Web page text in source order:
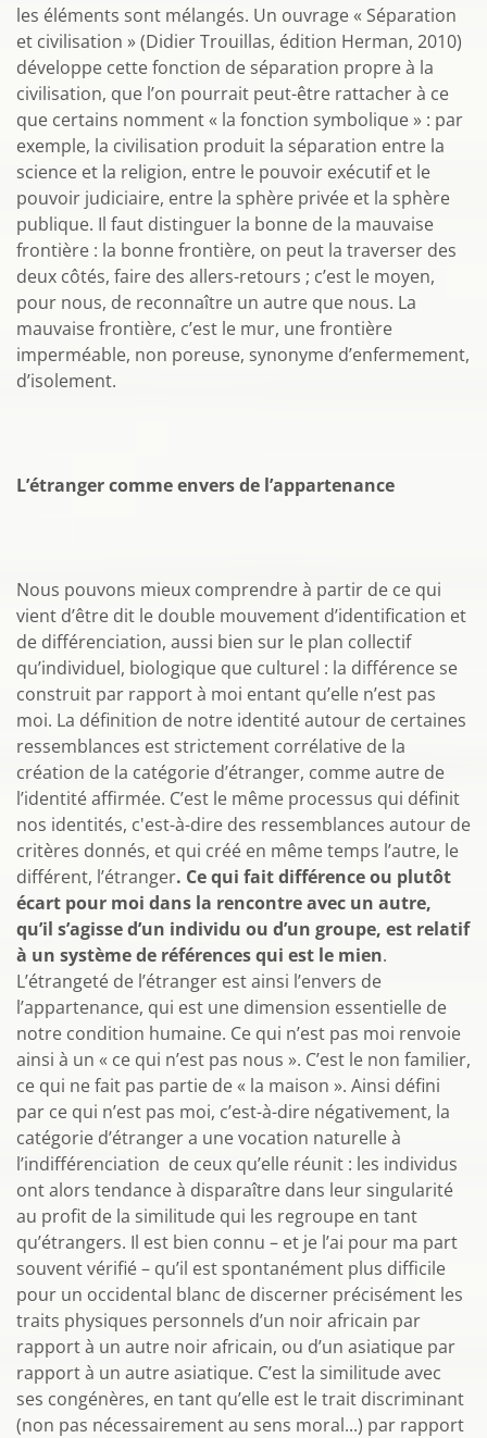
les éléments sont mélangés. Un ouvrage « Séparation
et civilisation » (Didier Trouillas, édition Herman, 2010)
développe cette fonction de séparation propre à la
civilisation, que l’on pourrait peut-être rattacher à ce
que certains nomment « la fonction symbolique » : par
exemple, la civilisation produit la séparation entre la
science et la religion, entre le pouvoir exécutif et le
pouvoir judiciaire, entre la sphère privée et la sphère
publique. Il faut distinguer la bonne de la mauvaise
frontière : la bonne frontière, on peut la traverser des
deux côtés, faire des allers-retours ; c’est le moyen,
pour nous, de reconnaître un autre que nous. La
mauvaise frontière, c’est le mur, une frontière
imperméable, non poreuse, synonyme d’enfermement,
d’isolement.
L’étranger comme envers de l’appartenance
Nous pouvons mieux comprendre à partir de ce qui
vient d’être dit le double mouvement d’identification et
de différenciation, aussi bien sur le plan collectif
qu’individuel, biologique que culturel : la différence se
construit par rapport à moi entant qu’elle n’est pas
moi. La définition de notre identité autour de certaines
ressemblances est strictement corrélative de la
création de la catégorie d’étranger, comme autre de
l’identité affirmée. C’est le même processus qui définit
nos identités, c'est-à-dire des ressemblances autour de
critères donnés, et qui créé en même temps l’autre, le
différent, l’étranger. Ce qui fait différence ou plutôt
écart pour moi dans la rencontre avec un autre,
qu’il s’agisse d’un individu ou d’un groupe, est relatif
à un système de références qui est le mien.
L’étrangeté de l’étranger est ainsi l’envers de
l’appartenance, qui est une dimension essentielle de
notre condition humaine. Ce qui n’est pas moi renvoie
ainsi à un « ce qui n’est pas nous ». C’est le non familier,
ce qui ne fait pas partie de « la maison ». Ainsi défini
par ce qui n’est pas moi, c’est-à-dire négativement, la
catégorie d’étranger a une vocation naturelle à
l’indifférenciation de ceux qu’elle réunit : les individus
ont alors tendance à disparaître dans leur singularité
au profit de la similitude qui les regroupe en tant
qu’étrangers. Il est bien connu – et je l’ai pour ma part
souvent vérifié – qu’il est spontanément plus difficile
pour un occidental blanc de discerner précisément les
traits physiques personnels d’un noir africain par
rapport à un autre noir africain, ou d’un asiatique par
rapport à un autre asiatique. C’est la similitude avec
ses congénères, en tant qu’elle est le trait discriminant
(non pas nécessairement au sens moral...) par rapport